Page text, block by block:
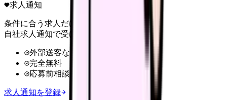
求人通知
条件に合う求人だけ
自社求人通知で受け取る
外部送客なし
完全無料
応募前相談OK
求人通知を登録